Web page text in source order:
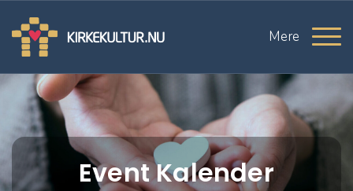
Mere
Event Kalender